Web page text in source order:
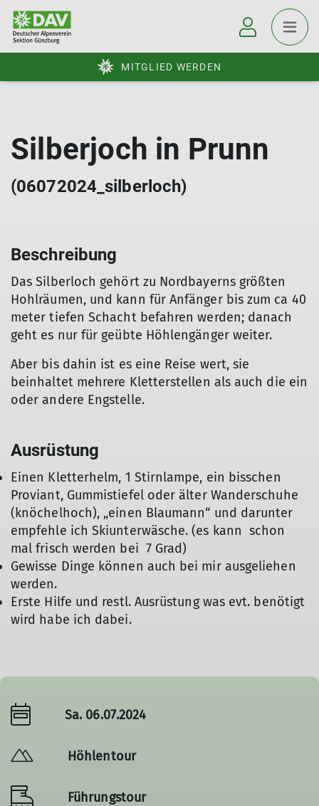
MITGLIED WERDEN
Silberjoch in Prunn
(06072024_silberloch)
Beschreibung
Das Silberloch gehört zu Nordbayerns größten
Hohlräumen, und kann für Anfänger bis zum ca 40
meter tiefen Schacht befahren werden; danach
geht es nur für geübte Höhlengänger weiter.
Aber bis dahin ist es eine Reise wert, sie
beinhaltet mehrere Kletterstellen als auch die ein
oder andere Engstelle.
Ausrüstung
Einen Kletterhelm, 1 Stirnlampe, ein bisschen
Proviant, Gummistiefel oder älter Wanderschuhe
(knöchelhoch), „einen Blaumann“ und darunter
empfehle ich Skiunterwäsche. (es kann schon
mal frisch werden bei 7 Grad)
Gewisse Dinge können auch bei mir ausgeliehen
werden.
Erste Hilfe und restl. Ausrüstung was evt. benötigt
wird habe ich dabei.
Sa. 06.07.2024
Höhlentour
Führungstour